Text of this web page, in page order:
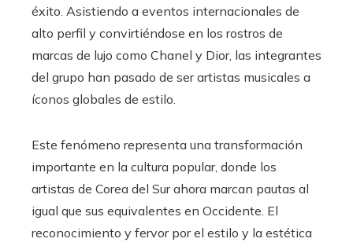
éxito. Asistiendo a eventos internacionales de
alto perfil y convirtiéndose en los rostros de
marcas de lujo como Chanel y Dior, las integrantes
del grupo han pasado de ser artistas musicales a
íconos globales de estilo.
Este fenómeno representa una transformación
importante en la cultura popular, donde los
artistas de Corea del Sur ahora marcan pautas al
igual que sus equivalentes en Occidente. El
reconocimiento y fervor por el estilo y la estética